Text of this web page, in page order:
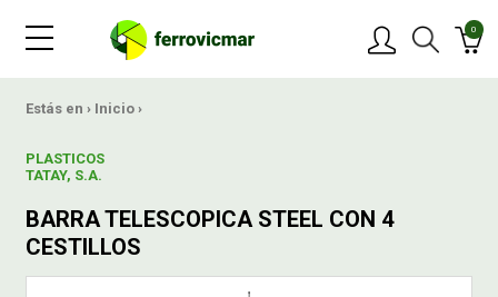
0
Estás en › Inicio ›
PLASTICOS
TATAY, S.A.
BARRA TELESCOPICA STEEL CON 4
CESTILLOS